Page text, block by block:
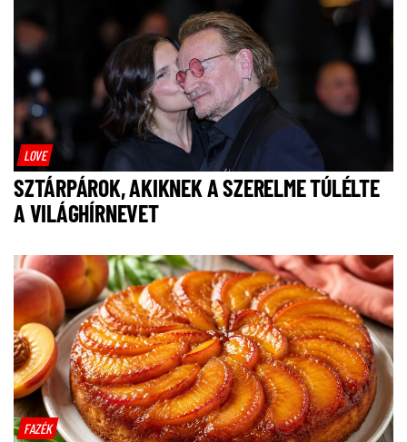
LOVE
SZTÁRPÁROK, AKIKNEK A SZERELME TÚLÉLTE
A VILÁGHÍRNEVET
FAZÉK